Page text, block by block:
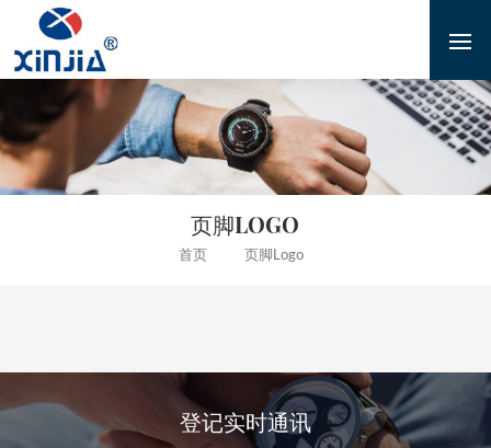
页脚LOGO
首页 页脚logo
登记实时通讯